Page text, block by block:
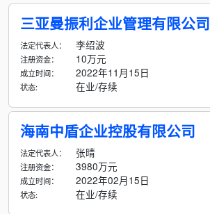
三亚曼振利企业管理有限公司
法定代表人： 李绍波
注册资金： 10万元
成立时间： 2022年11月15日
状态: 在业/存续
海南中盾企业控股有限公司
法定代表人： 张晴
注册资金： 3980万元
成立时间： 2022年02月15日
状态: 在业/存续